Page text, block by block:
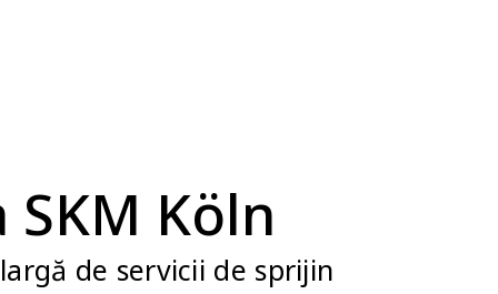
Köln
de servicii de sprijin